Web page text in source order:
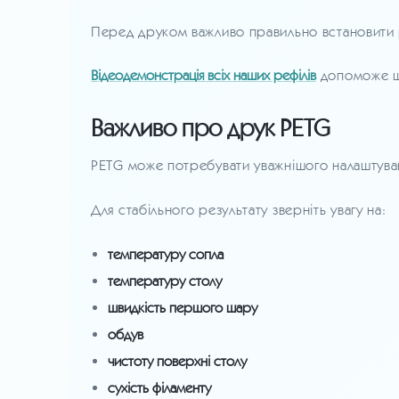
Перед друком важливо правильно
Відеодемонстрація всіх наших рефілівдопоможе
Важливо про друк PETG
PETG може потребувати уважнішого
Для стабільного результату зверніть увагу на:
температуру сопла
температуру столу
швидкість першого шару
обдув
чистоту поверхні столу
сухість філаменту